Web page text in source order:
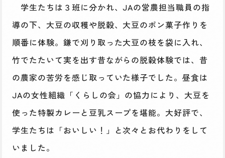
学生たちは３班に分かれ、JAの営農担当職員の指
導の下、大豆の収穫や脱穀、大豆のポン菓子作りを
順番に体験。鎌で刈り取った大豆の枝を袋に入れ、
竹でたたいて実を出す昔ながらの脱穀体験では、昔
の農家の苦労を感じ取っていた様子でした。昼食は
JAの女性組織「くらしの会」の協力により、大豆を
使った特製カレーと豆乳スープを堪能。大好評で、
学生たちは「おいしい！」と次々とお代わりをして
いました。